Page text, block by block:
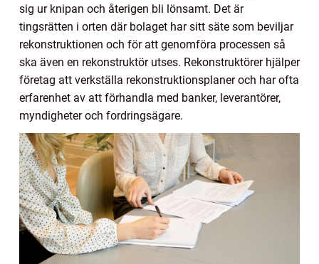
sig ur knipan och återigen bli lönsamt. Det är
tingsrätten i orten där bolaget har sitt säte som beviljar
rekonstruktionen och för att genomföra processen så
ska även en rekonstruktör utses. Rekonstruktörer hjälper
företag att verkställa rekonstruktionsplaner och har ofta
erfarenhet av att förhandla med banker, leverantörer,
myndigheter och fordringsägare.